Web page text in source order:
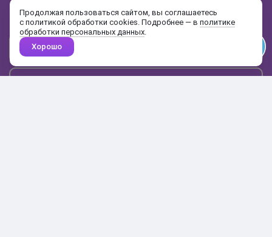
и распродажах
Почта
Продолжая пользоваться сайтом, вы соглашаетесь
с политикой обработки cookies. Подробнее — в политике
обработки персональных данных.
Хорошо